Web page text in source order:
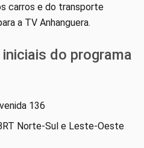
carros e do transporte
a TV Anhanguera.
do programa
136
Norte-Sul e Leste-Oeste